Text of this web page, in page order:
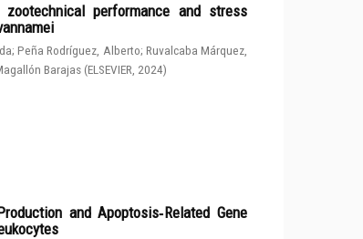
performance and stress
;Peña Rodríguez, Alberto; Ruvalcaba Márquez,
Barajas (ELSEVIER 2024)
and Apoptosis‑Related Gene